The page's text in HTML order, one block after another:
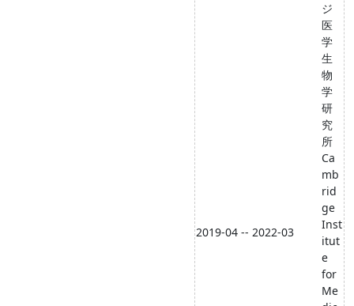
2019-04 -- 2022-03
ジ
医
学
生
物
学
研
究
所
Ca
mb
rid
ge
Inst
itut
e
for
Me